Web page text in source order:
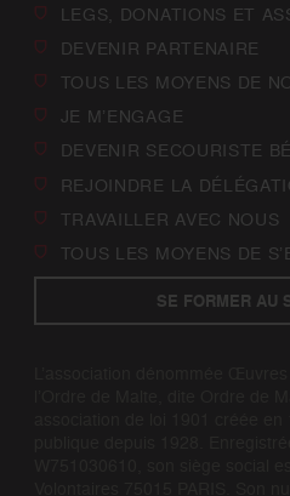
LEGS, DONATIONS ET
DEVENIR PARTENAIRE
TOUS LES MOYENS DE
JE M’ENGAGE
DEVENIR SECOURISTE
REJOINDRE LA
TRAVAILLER AVEC NOUS
TOUS LES MOYENS DE
SE FORMER AU